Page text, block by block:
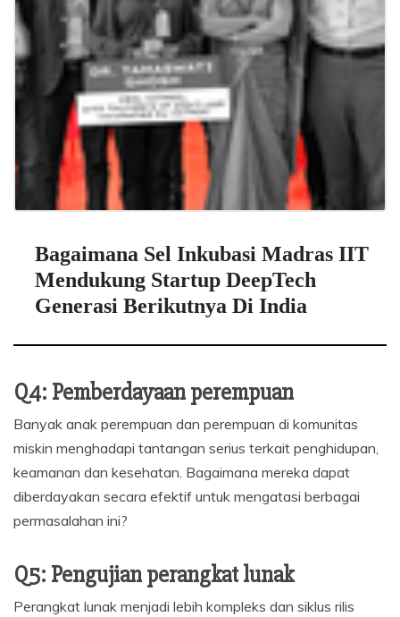
Bagaimana Sel Inkubasi Madras IIT
Mendukung Startup DeepTech
Generasi Berikutnya Di India
Q4: Pemberdayaan perempuan
Banyak anak perempuan dan perempuan di komunitas
miskin menghadapi tantangan serius terkait penghidupan,
keamanan dan kesehatan. Bagaimana mereka dapat
diberdayakan secara efektif untuk mengatasi berbagai
permasalahan ini?
Q5: Pengujian perangkat lunak
Perangkat lunak menjadi lebih kompleks dan siklus rilis